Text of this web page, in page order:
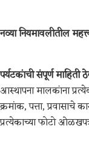
नव्या नियमावलीतील
पर्यटकांची संपूर्ण
आस्थापना मालकांना
क्रमांक, पत्ता, प्रवासाचे
प्रत्येकाच्या फोटो